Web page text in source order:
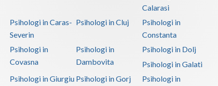
Calarasi
Psihologi in Caras-
Severin
Psihologi in Cluj
Psihologi in
Constanta
Psihologi in
Covasna
Psihologi in
Dambovita
Psihologi in Dolj
Psihologi in Galati
Psihologi in Giurgiu Psihologi in Gorj
Psihologi in